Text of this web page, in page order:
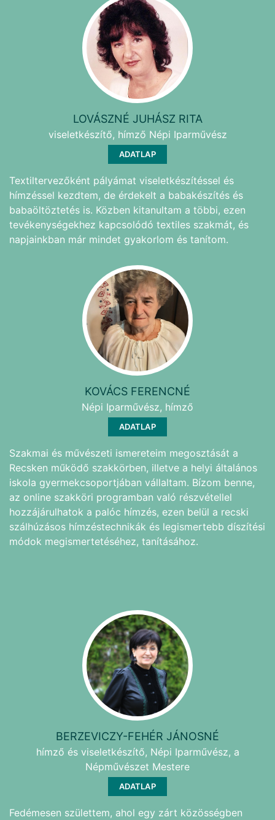
LOVÁSZNÉ JUHÁSZ RITA
viseletkészítő, hímző Népi Iparművész
ADATLAP
Textiltervezőként pályámat viseletkészítéssel és
hímzéssel kezdtem, de érdekelt a babakészítés és
babaöltöztetés is. Közben kitanultam a többi, ezen
tevékenységekhez kapcsolódó textiles szakmát, és
napjainkban már mindet gyakorlom és tanítom.
KOVÁCS FERENCNÉ
Népi Iparművész, hímző
ADATLAP
Szakmai és művészeti ismereteim megosztását a
Recsken működő szakkörben, illetve a helyi általános
iskola gyermekcsoportjában vállaltam. Bízom benne,
az online szakköri programban való részvétellel
hozzájárulhatok a palóc hímzés, ezen belül a recski
szálhúzásos hímzéstechnikák és legismertebb díszítési
módok megismertetéséhez, tanításához.
BERZEVICZY-FEHÉR JÁNOSNÉ
hímző és viseletkészítő, Népi Iparművész, a
Népművészet Mestere
ADATLAP
Fedémesen születtem, ahol egy zárt közösségben